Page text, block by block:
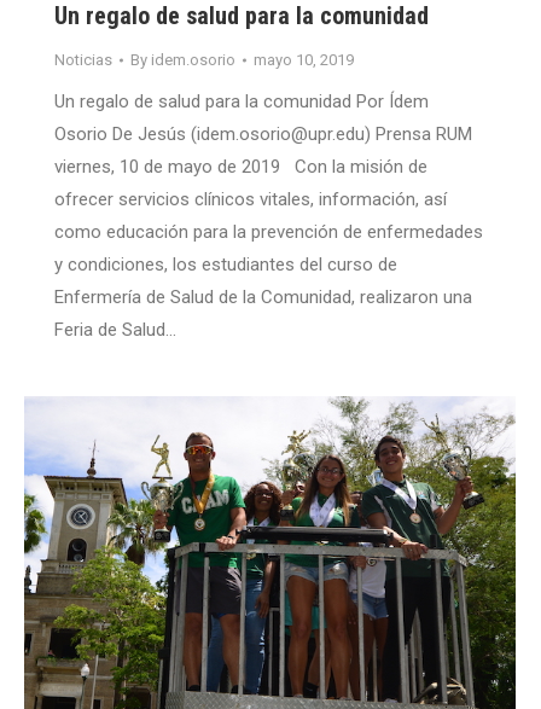
Un regalo de salud para la comunidad
Noticias By idem.osorio mayo 10, 2019
Un regalo de salud para la comunidad Por Ídem
Osorio De Jesús (idem.osorio@upr.edu) Prensa RUM
viernes, 10 de mayo de 2019 Con la misión de
ofrecer servicios clínicos vitales, información, así
como educación para la prevención de enfermedades
y condiciones, los estudiantes del curso de
Enfermería de Salud de la Comunidad, realizaron una
Feria de Salud…